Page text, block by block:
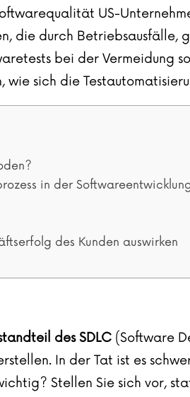
US-
die durch
bei der Vermeidung
wie sich die
in der
des Kunden auswirken
des SDLC (Software
In der Tat ist es
Stellen Sie sich vor,